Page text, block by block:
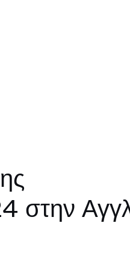
στην